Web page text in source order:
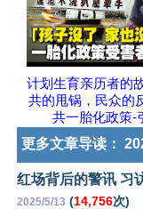
计划生育亲历者的
共的甩锅，民众的
共一胎化政策-
更多文章导读：
红场背后的警讯 习
2025/5/13 (14,756次)